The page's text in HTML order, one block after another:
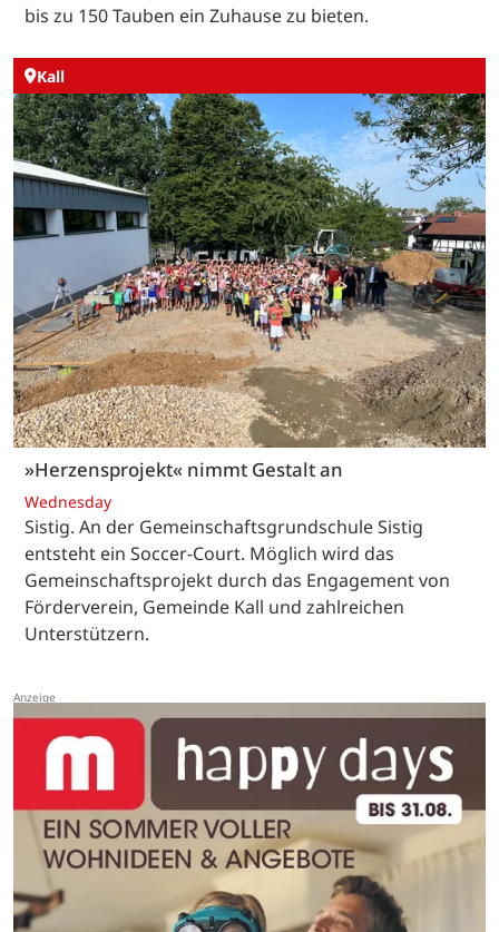
bis zu 150 Tauben ein Zuhause zu bieten.
Kall
»Herzensprojekt« nimmt Gestalt an
Wednesday
Sistig. An der Gemeinschaftsgrundschule Sistig
entsteht ein Soccer-Court. Möglich wird das
Gemeinschaftsprojekt durch das Engagement von
Förderverein, Gemeinde Kall und zahlreichen
Unterstützern.